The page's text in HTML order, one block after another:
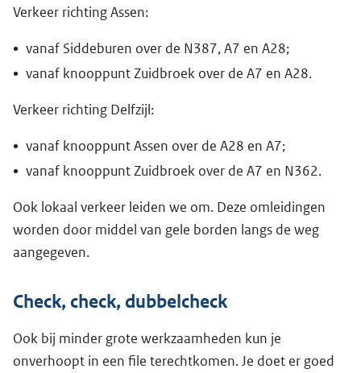
Verkeer richting Assen:
vanaf Siddeburen over de N387, A7 en A28;
vanaf knooppunt Zuidbroek over de A7 en A28.
Verkeer richting Delfzijl:
vanaf knooppunt Assen over de A28 en A7;
vanaf knooppunt Zuidbroek over de A7 en N362.
Ook lokaal verkeer leiden we om. Deze omleidingen
worden door middel van gele borden langs de weg
aangegeven.
Check, check, dubbelcheck
Ook bij minder grote werkzaamheden kun je
onverhoopt in een file terechtkomen. Je doet er goed